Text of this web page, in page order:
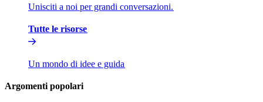
Unisciti a noi per grandi conversazioni.​​
Tutte le risorse​​
Un mondo di idee e guida​​
Argomenti popolari​​